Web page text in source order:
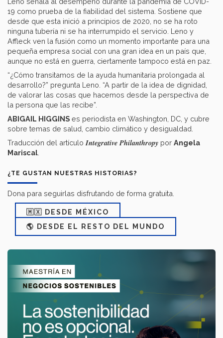
19 como prueba de la fiabilidad del sistema. Sostiene que
desde que esta inició a principios de 2020, no se ha roto
ninguna tubería ni se ha interrumpido el servicio. Leno y
Affleck ven la fusión como un momento importante para una
pequeña empresa social con una gran idea en un país que,
aunque no está en guerra, ciertamente tampoco está en paz.
“¿Cómo transitamos de la ayuda humanitaria prolongada al
desarrollo?” pregunta Leno. “A partir de la idea de dignidad,
de valorar las cosas que hacemos desde la perspectiva de
la persona que las recibe”.
ABIGAIL HIGGINS es periodista en Washington, DC, y cubre
sobre temas de salud, cambio climático y desigualdad.
Traducción del artículoIntegrative Philanthropy por Angela
Mariscal.
¿TE GUSTAN NUESTRAS HISTORIAS?
Dona para seguirlas disfrutando de forma gratuita.
🇲🇽 DESDE MÉXICO
🌎 DESDE EL RESTO DEL MUNDO